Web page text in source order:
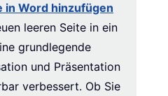
in Word hinzufügen
leeren Seite in ein
grundlegende
und Präsentation
verbessert. Ob Sie